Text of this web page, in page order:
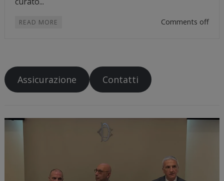
READ MORE Comments off
Assicurazione Contatti